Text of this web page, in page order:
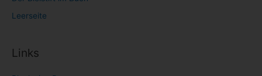
Leerseite
Links